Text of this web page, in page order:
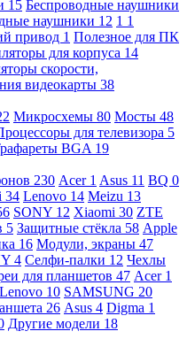
15 Беспроводные наушники
наушники 12 1 1
привод 1 Полезное для ПК
для корпуса 14
скорости,
видеокарты 38
Микросхемы 80 Мосты 48
для телевизора 5
BGA 19
230 Acer 1 Asus 11 BQ 0
34 Lenovo 14 Meizu 13
SONY 12 Xiaomi 30 ZTE
5 Защитные стёкла 58 Apple
16 Модули, экраны 47
4 Селфи-палки 12 Чехлы
для планшетов 47 Acer 1
Lenovo 10 SAMSUNG 20
26 Asus 4 Digma 1
Другие модели 18